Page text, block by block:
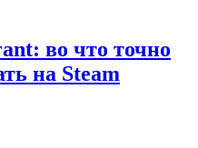
во что точно
на Steam